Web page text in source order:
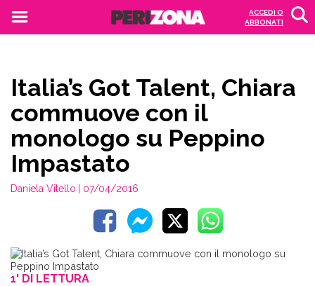
ACCEDI O
ABBONATI
Italia’s Got Talent, Chiara
commuove con il
monologo su Peppino
Impastato
Daniela Vitello | 07/04/2016
1' DI LETTURA